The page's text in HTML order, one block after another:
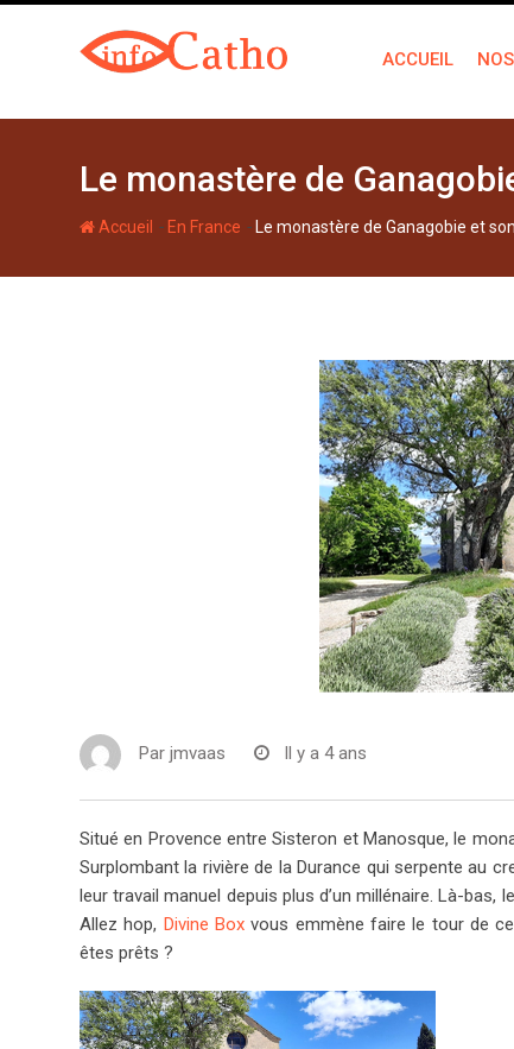
ACCUEIL
Le monastère de
Accueil - En France - Le monastère de Ganagobie et
Par jmvaas Il y a 4 ans
Situé en Provence entre Sisteron et Manosque, le
Surplombant la rivière de la Durance qui serpente au
leur travail manuel depuis plus d’un millénaire. Là-
Allez hop, Divine Boxvous emmène faire le tour de ce
êtes prêts ?